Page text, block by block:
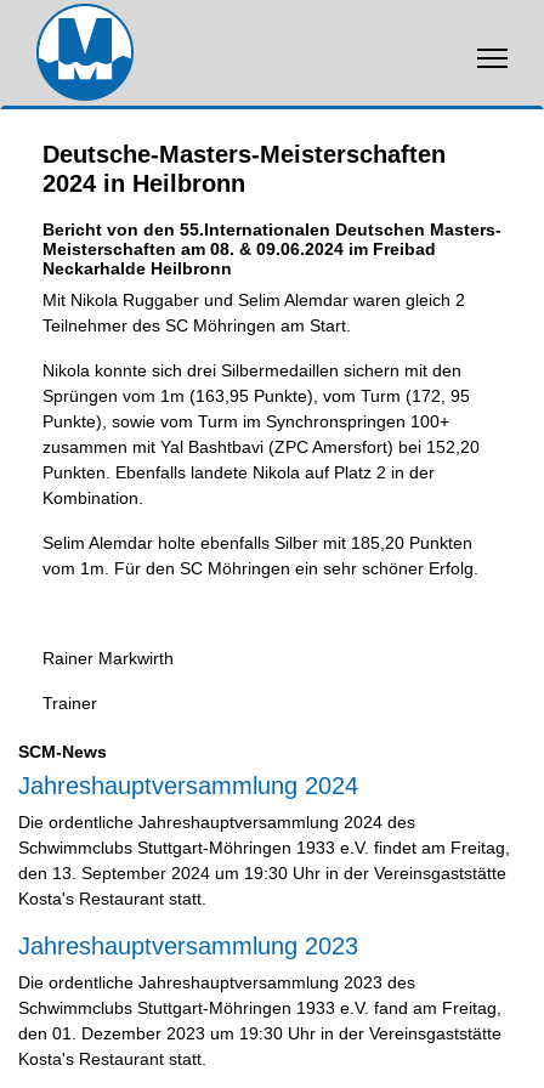
Deutsche-Masters-Meisterschaften
2024 in Heilbronn
Bericht von den 55.Internationalen Deutschen Masters-
Meisterschaften am 08. & 09.06.2024 im Freibad
Neckarhalde Heilbronn
Mit Nikola Ruggaber und Selim Alemdar waren gleich 2
Teilnehmer des SC Möhringen am Start.
Nikola konnte sich drei Silbermedaillen sichern mit den
Sprüngen vom 1m (163,95 Punkte), vom Turm (172, 95
Punkte), sowie vom Turm im Synchronspringen 100+
zusammen mit Yal Bashtbavi (ZPC Amersfort) bei 152,20
Punkten. Ebenfalls landete Nikola auf Platz 2 in der
Kombination.
Selim Alemdar holte ebenfalls Silber mit 185,20 Punkten
vom 1m. Für den SC Möhringen ein sehr schöner Erfolg.
Rainer Markwirth
Trainer
SCM-News
Jahreshauptversammlung 2024
Die ordentliche Jahreshauptversammlung 2024 des
Schwimmclubs Stuttgart-Möhringen 1933 e.V. findet am Freitag,
den 13. September 2024 um 19:30 Uhr in der Vereinsgaststätte
Kosta's Restaurant statt.
Jahreshauptversammlung 2023
Die ordentliche Jahreshauptversammlung 2023 des
Schwimmclubs Stuttgart-Möhringen 1933 e.V. fand am Freitag,
den 01. Dezember 2023 um 19:30 Uhr in der Vereinsgaststätte
Kosta's Restaurant statt.